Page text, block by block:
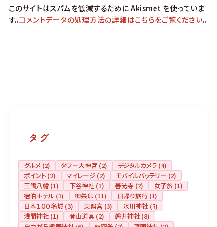
このサイトはスパムを低減するために Akismet を使っていま
す。コメントデータの処理方法の詳細はこちらをご覧ください。
タグ
グルメ(2) タワー大神宮 (2) デジタルカメラ(4)
ポイント (2) マイレージ(2) モバイルバッテリー (2)
三鶴八幡(1) 下谷神社(1) 善光寺 (2) 女子旅(1)
宿泊ホテル(1) 御朱印(11) 日帰り旅行(1)
日本１００名城(3) 東照宮 (3) 氷川神社(7)
浅間神社(1) 登山道具(2) 磐井神社(8)